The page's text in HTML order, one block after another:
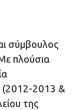
σύμβουλος
πλούσια
(2012-2013 &
της